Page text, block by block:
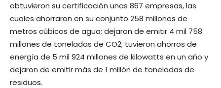
obtuvieron su certificación unas 867 empresas, las
cuales ahorraron en su conjunto 258 millones de
metros cúbicos de agua; dejaron de emitir 4 mil 758
millones de toneladas de CO2; tuvieron ahorros de
energía de 5 mil 924 millones de kilowatts en un año y
dejaron de emitir más de 1 millón de toneladas de
residuos.